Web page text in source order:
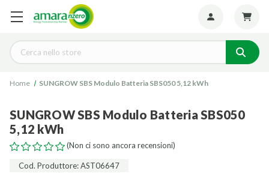
Cerca
Home SUNGROW SBS Modulo Batteria SBS050 5,12 kWh
SUNGROW SBS Modulo Batteria SBS050
5,12 kWh
(Non ci sono ancora recensioni)
Cod. Produttore: AST06647